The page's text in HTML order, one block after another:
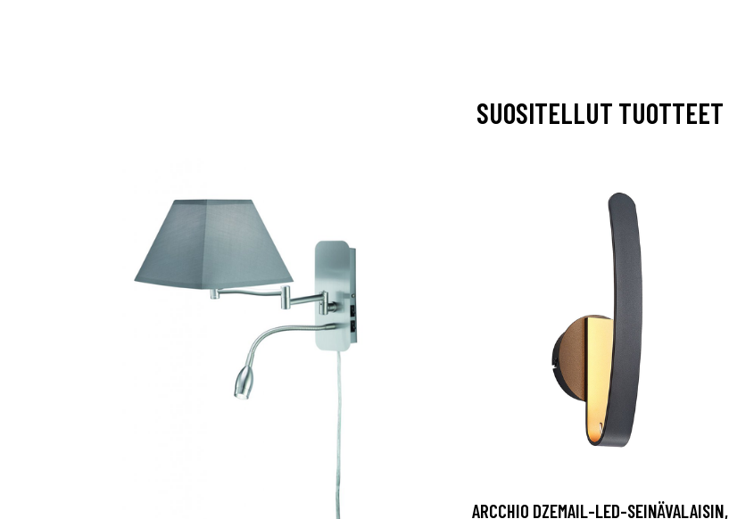
SUOSITELLUT TUOTTEET
ARCCHIO DZEMAIL-LED-SEINÄVALAISIN,